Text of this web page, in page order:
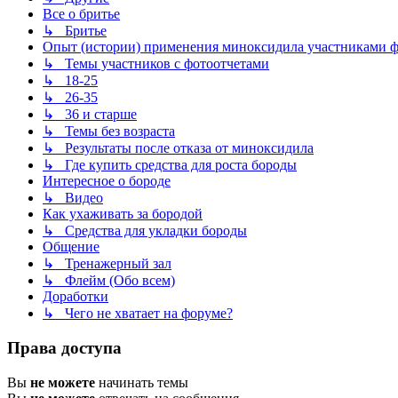
Все о бритье
↳ Бритье
Опыт (истории) применения миноксидила участниками
↳ Темы участников с фотоотчетами
↳ 18-25
↳ 26-35
↳ 36 и старше
↳ Темы без возраста
↳ Результаты после отказа от миноксидила
↳ Где купить средства для роста бороды
Интересное о бороде
↳ Видео
Как ухаживать за бородой
↳ Средства для укладки бороды
Общение
↳ Тренажерный зал
↳ Флейм (Обо всем)
Доработки
↳ Чего не хватает на форуме?
Права доступа
Вы не можете начинать темы